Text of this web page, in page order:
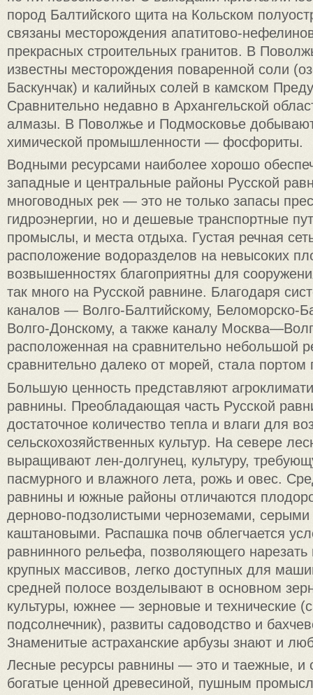
пород Балтийского щита на Кольском
связаны месторождения апатитово-
прекрасных строительных гранитов. В
известны месторождения поваренной соли
Баскунчак) и калийных солей в камском
Сравнительно недавно в Архангельской
алмазы. В Поволжье и Подмосковье
химической промышленности — фосфориты.
Водными ресурсами наиболее хорошо
западные и центральные районы Русской
многоводных рек — это не только запасы
гидроэнергии, но и дешевые транспортные
промыслы, и места отдыха. Густая речная
расположение водоразделов на невысоких
возвышенностях благоприятны для
так много на Русской равнине. Благодаря
каналов — Волго-Балтийскому, Беломорско-
Волго-Донскому, а также каналу
расположенная на сравнительно небольшой
сравнительно далеко от морей, стала портом
Большую ценность представляют
равнины. Преобладающая часть Русской
достаточное количество тепла и влаги для
сельскохозяйственных культур. На севере
выращивают лен-долгунец, культуру,
пасмурного и влажного лета, рожь и овес.
равнины и южные районы отличаются
дерново-подзолистыми черноземами,
каштановыми. Распашка почв облегчается
равнинного рельефа, позволяющего
крупных массивов, легко доступных для
средней полосе возделывают в основном
культуры, южнее — зерновые и технические
подсолнечник), развиты садоводство и
Знаменитые астраханские арбузы знают и
Лесные ресурсы равнины — это и таежные, и
богатые ценной древесиной, пушным